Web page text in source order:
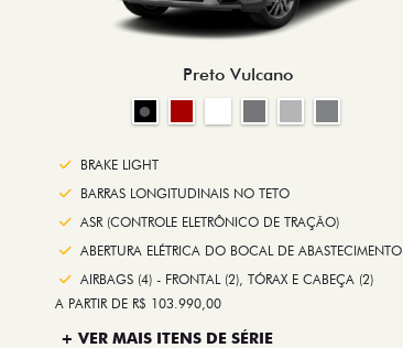
Preto Vulcano
BRAKE LIGHT
BARRAS LONGITUDINAIS NO TETO
ASR (CONTROLE ELETRÔNICO DE TRAÇÃO)
ABERTURA ELÉTRICA DO BOCAL DE ABASTECIMENTO
AIRBAGS (4) - FRONTAL (2), TÓRAX E CABEÇA (2)
A PARTIR DE R$ 103.990,00
+ VER MAIS ITENS DE SÉRIE